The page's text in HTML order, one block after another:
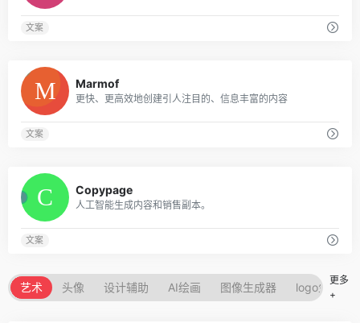
文案
Marmof
更快、更高效地创建引人注目的、信息丰富的内容
文案
Copypage
人工智能生成内容和销售副本。
文案
艺术 头像 设计辅助 AI绘画 图像生成器 logo生成器
更多
+